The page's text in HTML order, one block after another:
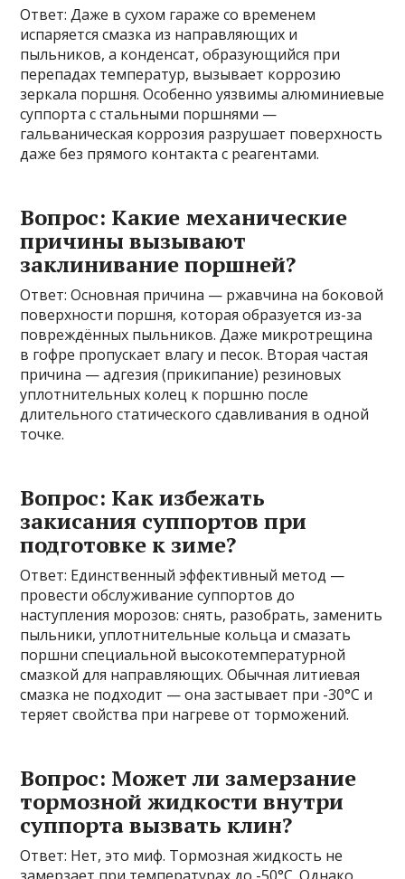
Ответ: Даже в сухом гараже со временем
испаряется смазка из направляющих и
пыльников, а конденсат, образующийся при
перепадах температур, вызывает коррозию
зеркала поршня. Особенно уязвимы алюминиевые
суппорта с стальными поршнями —
гальваническая коррозия разрушает поверхность
даже без прямого контакта с реагентами.
Вопрос: Какие механические
причины вызывают
заклинивание поршней?
Ответ: Основная причина — ржавчина на боковой
поверхности поршня, которая образуется из-за
повреждённых пыльников. Даже микротрещина
в гофре пропускает влагу и песок. Вторая частая
причина — адгезия (прикипание) резиновых
уплотнительных колец к поршню после
длительного статического сдавливания в одной
точке.
Вопрос: Как избежать
закисания суппортов при
подготовке к зиме?
Ответ: Единственный эффективный метод —
провести обслуживание суппортов до
наступления морозов: снять, разобрать, заменить
пыльники, уплотнительные кольца и смазать
поршни специальной высокотемпературной
смазкой для направляющих. Обычная литиевая
смазка не подходит — она застывает при -30°C и
теряет свойства при нагреве от торможений.
Вопрос: Может ли замерзание
тормозной жидкости внутри
суппорта вызвать клин?
Ответ: Нет, это миф. Тормозная жидкость не